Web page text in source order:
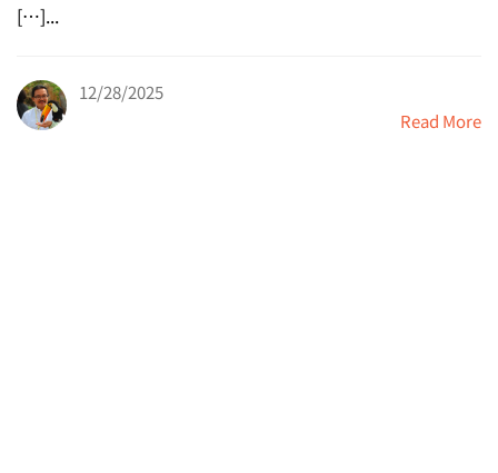
[…]...
12/28/2025
Read More